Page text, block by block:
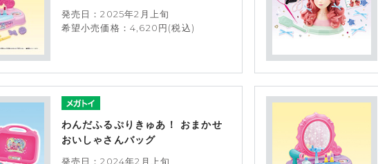
発売日：2025年2月上旬
希望小売価格：4,620円(税込)
わんだふるぷりきゅあ！ おまかせ
おいしゃさんバッグ
発売日：2024年2月上旬